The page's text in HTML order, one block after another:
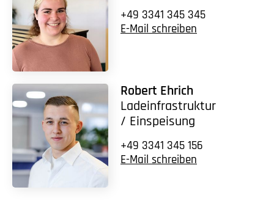
+49 3341 345 345
E-Mail schreiben
Robert Ehrich
Ladeinfrastruktur
/ Einspeisung
+49 3341 345 156
E-Mail schreiben